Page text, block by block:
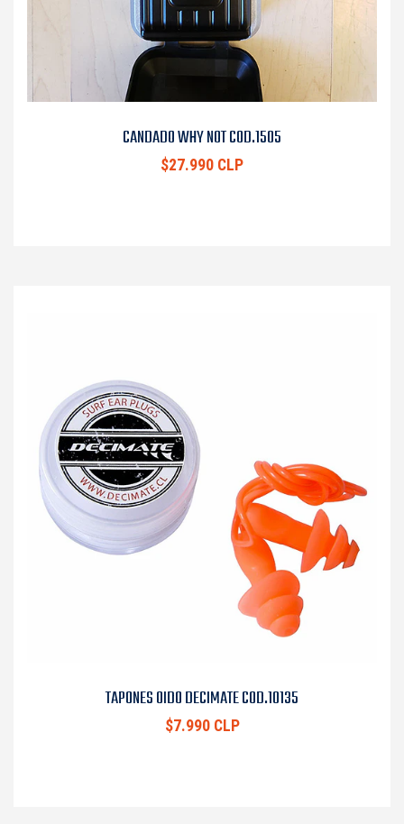
CANDADO WHY NOT COD.1505
$27.990 CLP
TAPONES OIDO DECIMATE COD.10135
$7.990 CLP